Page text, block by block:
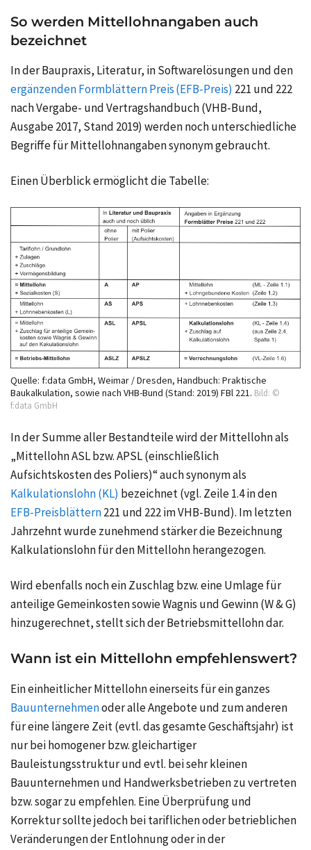
So werden Mittellohnangaben auch
bezeichnet
In der Baupraxis, Literatur, in Softwarelösungen und den
ergänzenden Formblättern Preis (EFB-Preis) 221 und 222
nach Vergabe- und Vertragshandbuch (VHB-Bund,
Ausgabe 2017, Stand 2019) werden noch unterschiedliche
Begriffe für Mittellohnangaben synonym gebraucht.
Einen Überblick ermöglicht die Tabelle:
Quelle: f:data GmbH, Weimar / Dresden, Handbuch: Praktische
Baukalkulation, sowie nach VHB-Bund (Stand: 2019) FBl 221. Bild: ©
f:data GmbH
In der Summe aller Bestandteile wird der Mittellohn als
„Mittellohn ASL bzw. APSL (einschließlich
Aufsichtskosten des Poliers)“ auch synonym als
Kalkulationslohn (KL) bezeichnet (vgl. Zeile 1.4 in den
EFB-Preisblättern221 und 222 im VHB-Bund). Im letzten
Jahrzehnt wurde zunehmend stärker die Bezeichnung
Kalkulationslohn für den Mittellohn herangezogen.
Wird ebenfalls noch ein Zuschlag bzw. eine Umlage für
anteilige Gemeinkosten sowie Wagnis und Gewinn (W & G)
hinzugerechnet, stellt sich derBetriebsmittellohndar.
Wann ist ein Mittellohn empfehlenswert?
Ein einheitlicher Mittellohn einerseits für ein ganzes
Bauunternehmenoder alle Angebote und zum anderen
für eine längere Zeit (evtl. das gesamte Geschäftsjahr) ist
nur bei homogener bzw. gleichartiger
Bauleistungsstruktur und evtl. bei sehr kleinen
Bauunternehmen und Handwerksbetrieben zu vertreten
bzw. sogar zu empfehlen. Eine Überprüfung und
Korrektur sollte jedoch bei tariflichen oder betrieblichen
Veränderungen der Entlohnung oder in der